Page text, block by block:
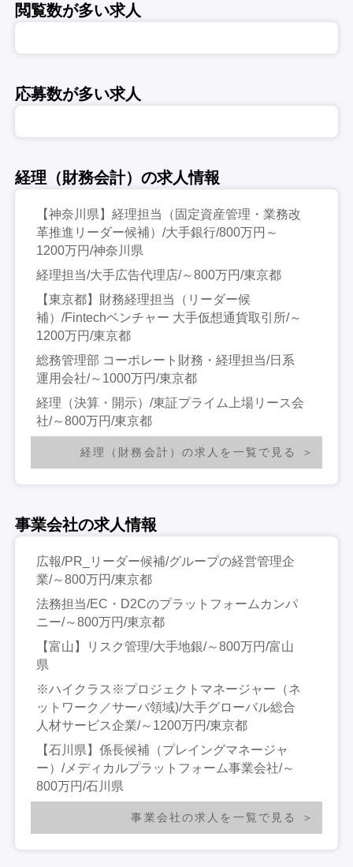
閲覧数が多い求人
応募数が多い求人
経理（財務会計）の求人情報
【神奈川県】経理担当（固定資産管理・業務改
革推進リーダー候補）/大手銀行/800万円～
1200万円/神奈川県
経理担当/大手広告代理店/～800万円/東京都
【東京都】財務経理担当（リーダー候
補）/Fintechベンチャー 大手仮想通貨取引所/～
1200万円/東京都
総務管理部 コーポレート財務・経理担当/日系
運用会社/～1000万円/東京都
経理（決算・開示）/東証プライム上場リース会
社/～800万円/東京都
経理（財務会計）の求人を一覧で見る
事業会社の求人情報
広報/PR_リーダー候補/グループの経営管理企
業/～800万円/東京都
法務担当/EC・D2Cのプラットフォームカンパ
ニー/～800万円/東京都
【富山】リスク管理/大手地銀/～800万円/富山
県
※ハイクラス※プロジェクトマネージャー（ネ
ットワーク／サーバ領域)/大手グローバル総合
人材サービス企業/～1200万円/東京都
【石川県】係長候補（プレイングマネージャ
ー）/メディカルプラットフォーム事業会社/～
800万円/石川県
事業会社の求人を一覧で見る